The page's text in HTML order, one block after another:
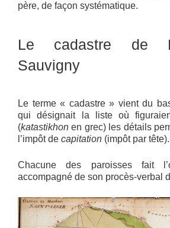
père, de façon systématique.
Le cadastre de
Sauvigny
Le terme « cadastre » vient du
qui désignait la liste où
(katastikhon en grec) les détails
l’impôt de capitation (impôt par tête).
Chacune des paroisses fait
accompagné de son procès-verbal